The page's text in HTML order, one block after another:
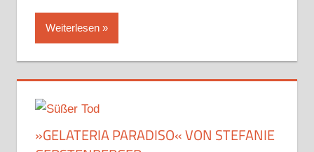
Weiterlesen
»GELATERIA PARADISO« VON STEFANIE